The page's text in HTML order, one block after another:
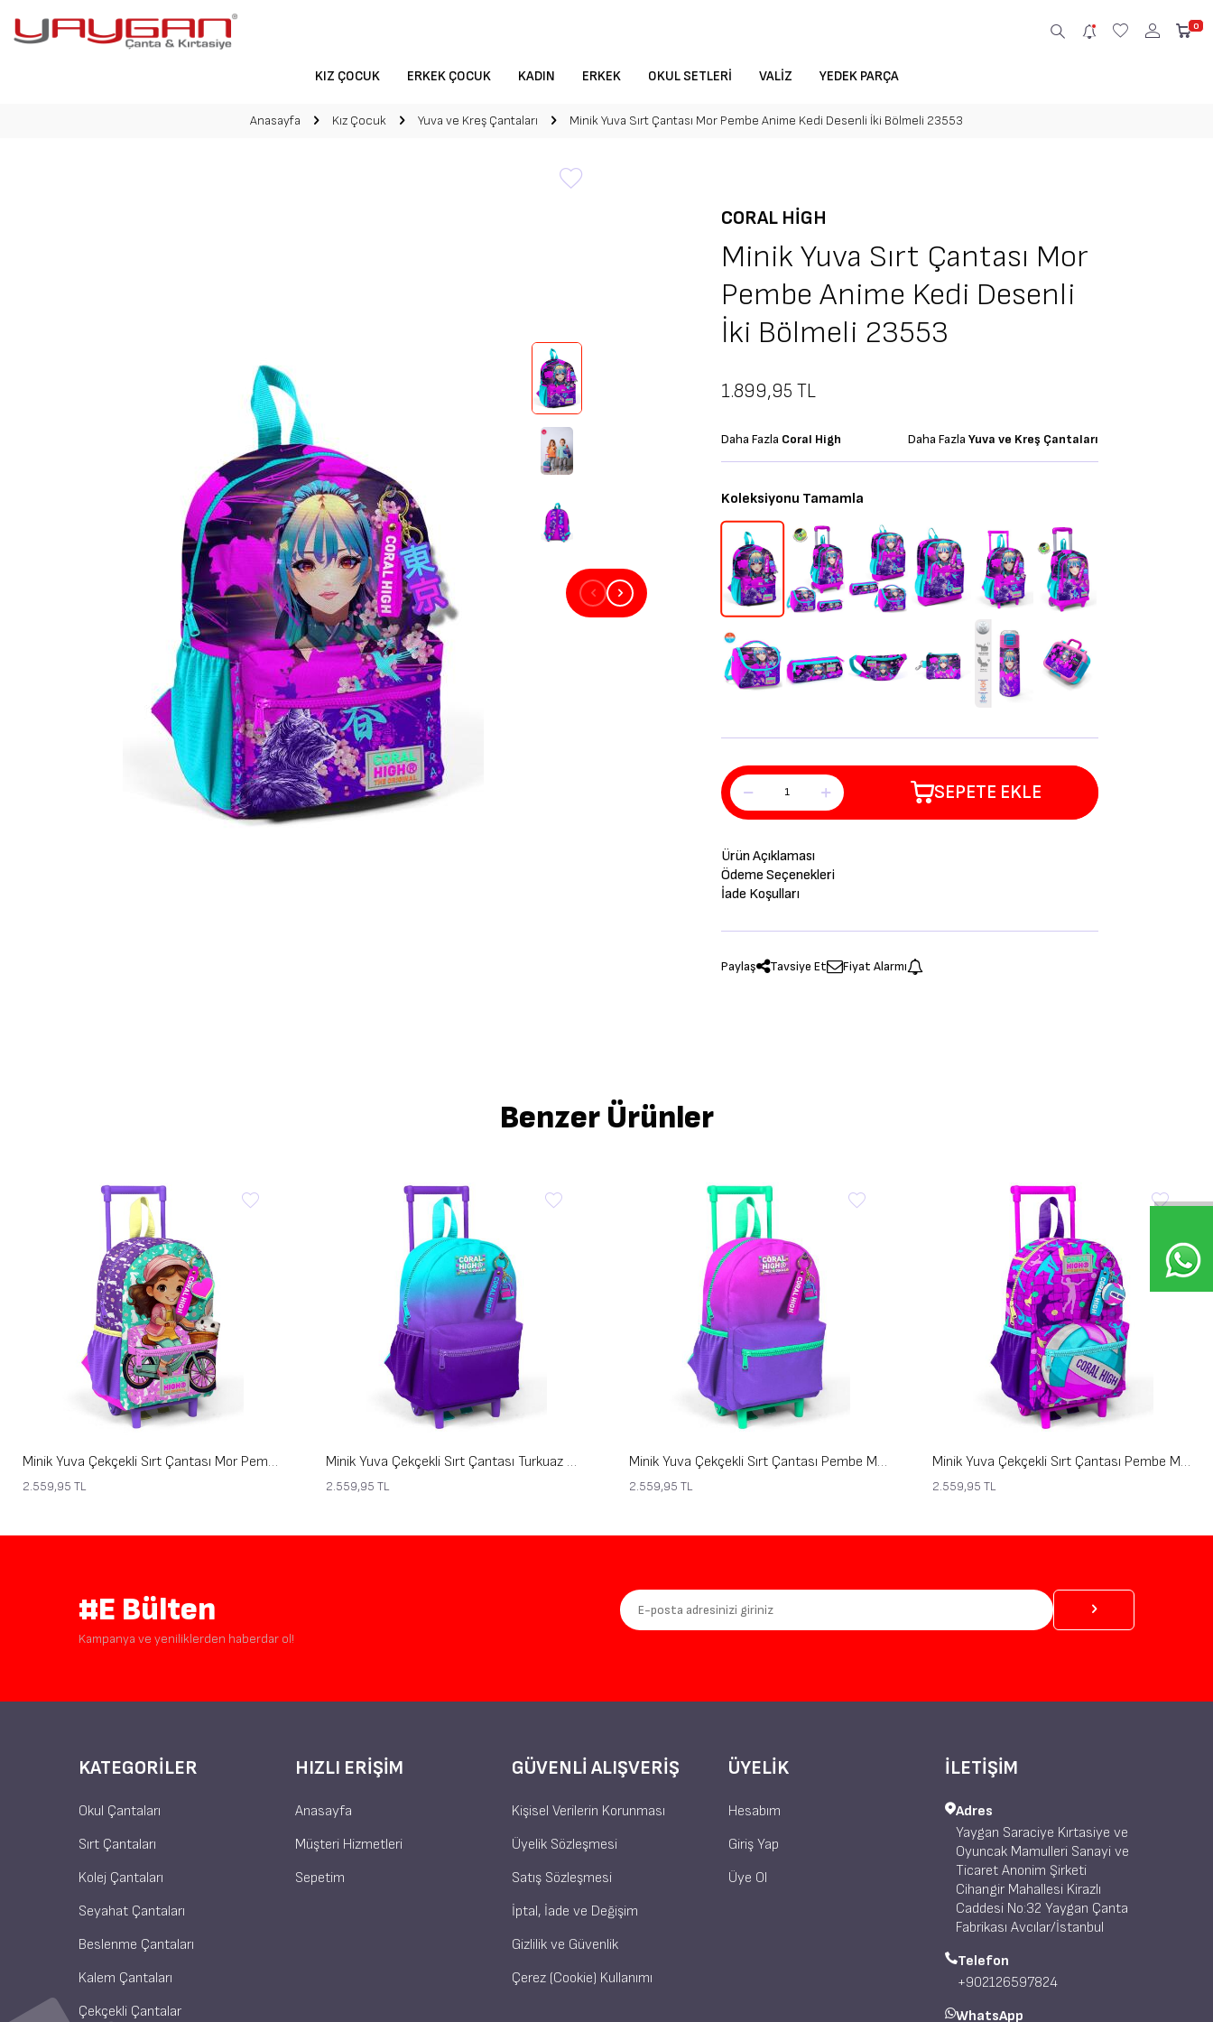
0
KIZ ÇOCUK ERKEK ÇOCUK KADIN ERKEK OKUL SETLERI VALIZ YEDEK PARÇA
Anasayfa Kız Çocuk Yuva ve Kreş Çantaları Minik Yuva Sırt Çantası Mor Pembe Anime Kedi Desenli İki Bölmeli 23553
CORAL HIGH
Minik Yuva Sırt Çantası Mor
Pembe Anime Kedi Desenli
İki Bölmeli 23553
1.899,95 TL
Daha Fazla Coral High Daha Fazla Yuva ve Kreş Çantaları
Koleksiyonu Tamamla
SEPETE EKLE
Ürün Açıklaması
Ödeme Seçenekleri
İade Koşulları
Paylaş Tavsiye Et Fiyat Alarmı
Benzer Ürünler
Minik Yuva Çekçekli Sırt Çantası Mor Pembe Bisikletli Kız Desenli İki Bölmeli 24069
2.559,95 TL
Minik Yuva Çekçekli Sırt Çantası Turkuaz Mor Renk Geçişli İki Bölmeli 24063
2.559,95 TL
Minik Yuva Çekçekli Sırt Çantası Pembe Mor Renk Geçişli İki Bölmeli 24062
2.559,95 TL
Minik Yuva Çekçekli Sırt Çantası Pembe Mor Voleybol Desenli İki Bölmeli 24061
2.559,95 TL
#E Bülten
Kampanya ve yeniliklerden haberdar ol!
KATEGORILER
Okul Çantaları
Sırt Çantaları
Kolej Çantaları
Seyahat Çantaları
Beslenme Çantaları
Kalem Çantaları
Çekçekli Çantalar
HIZLI ERIŞIM
Anasayfa
Müşteri Hizmetleri
Sepetim
GÜVENLI ALIŞVERIŞ
Kişisel Verilerin Korunması
Üyelik Sözleşmesi
Satış Sözleşmesi
İptal, İade ve Değişim
Gizlilik ve Güvenlik
Çerez (Cookie) Kullanımı
ÜYELIK
Hesabım
Giriş Yap
Üye Ol
İLETİŞİM
Adres
Yaygan Saraciye Kırtasiye ve
Oyuncak Mamulleri Sanayi ve
Ticaret Anonim Şirketi
Cihangir Mahallesi Kirazlı
Caddesi No:32 Yaygan Çanta
Fabrikası Avcılar/İstanbul
Telefon
+902126597824
WhatsApp